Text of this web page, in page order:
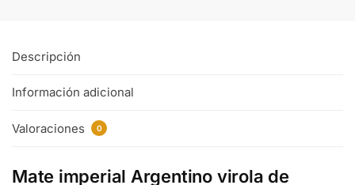
Descripción
Información adicional
Valoraciones 0
Mate imperial Argentino virola de